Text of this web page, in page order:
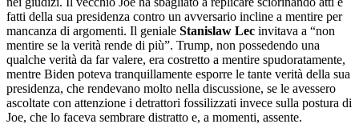
fatti della sua presidenza contro un avversario incline a mentire per
mancanza di argomenti. Il geniale Stanislaw Lec invitava a “non
mentire se la verità rende di più”. Trump, non possedendo una
qualche verità da far valere, era costretto a mentire spudoratamente,
mentre Biden poteva tranquillamente esporre le tante verità della sua
presidenza, che rendevano molto nella discussione, se le avessero
ascoltate con attenzione i detrattori fossilizzati invece sulla postura di
Joe, che lo faceva sembrare distratto e, a momenti, assente.